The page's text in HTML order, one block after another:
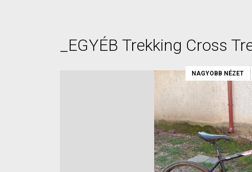
_EGYÉB Trekking Cross
NAGYOBB NÉZET